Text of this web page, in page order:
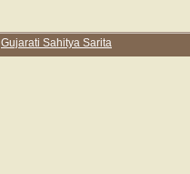
Gujarati Sahitya Sarita